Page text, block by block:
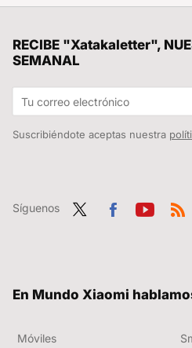
RECIBE "Xatakaletter",
SEMANAL
Suscribiéndote aceptas nuestra
Síguenos
En Mundo Xiaomi
Móviles